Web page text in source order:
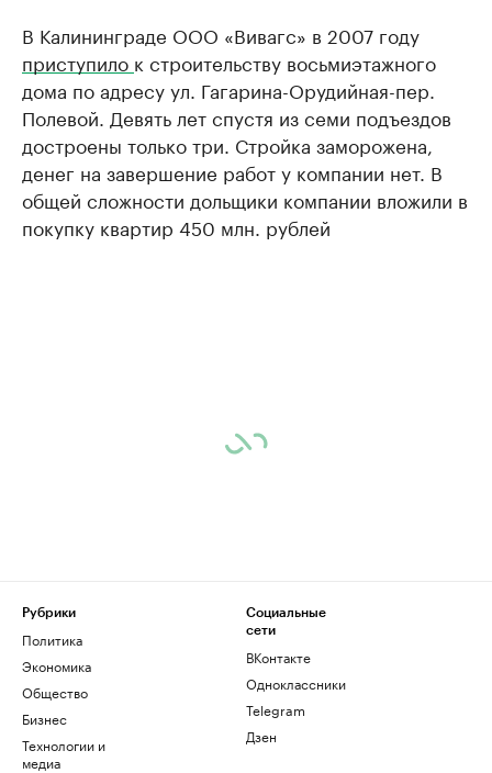
В Калининграде ООО «Вивагс» в 2007 году
приступило к строительству восьмиэтажного
дома по адресу ул. Гагарина-Орудийная-пер.
Полевой. Девять лет спустя из семи подъездов
достроены только три. Стройка заморожена,
денег на завершение работ у компании нет. В
общей сложности дольщики компании вложили в
покупку квартир 450 млн. рублей
Рубрики
Политика
Экономика
Общество
Бизнес
Технологии и
медиа
Социальные
сети
ВКонтакте
Одноклассники
Telegram
Дзен